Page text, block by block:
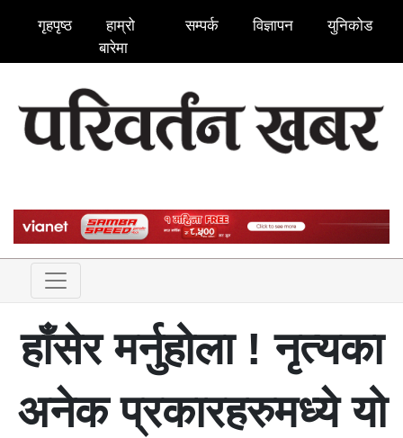
गृहपृष्ठ
हाम्रो
बारेमा
सम्पर्क विज्ञापन युनिकोड
हाँसेर मर्नुहोला ! नृत्यका
अनेक प्रकारहरुमध्ये यो